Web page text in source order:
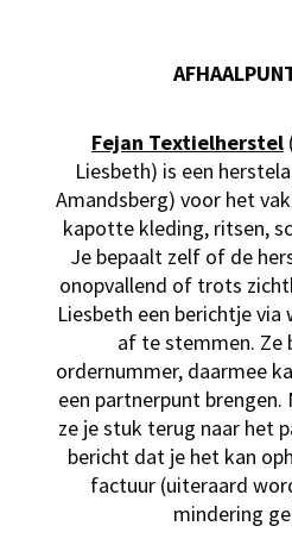
Fejan Textielherstel
Liesbeth) is een
Amandsberg) voor het
kapotte kleding, ritsen,
Je bepaalt zelf of de
onopvallend of trots
Liesbeth een berichtje
af te stemmen. Ze
ordernummer, daarmee
een partnerpunt
ze je stuk terug naar het
bericht dat je het kan
factuur (uiteraard
mindering